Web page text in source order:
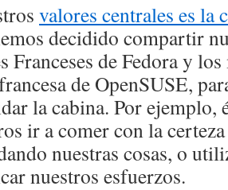
valores centrales es la
decidido compartir
Franceses de Fedora y
de OpenSUSE,
la cabina. Por ejemplo,
ir a comer con la
nuestras cosas, o
nuestros esfuerzos.